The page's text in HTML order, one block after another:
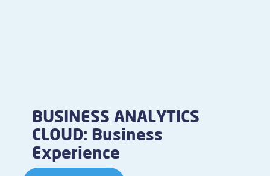
BUSINESS ANALYTICS
CLOUD: Business
Experience